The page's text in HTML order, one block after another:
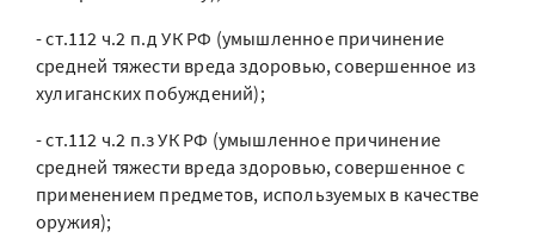
- ст.112 ч.2 п.д УК РФ (умышленное причинение
средней тяжести вреда здоровью, совершенное из
хулиганских побуждений);
- ст.112 ч.2 п.з УК РФ (умышленное причинение
средней тяжести вреда здоровью, совершенное с
применением предметов, используемых в качестве
оружия);